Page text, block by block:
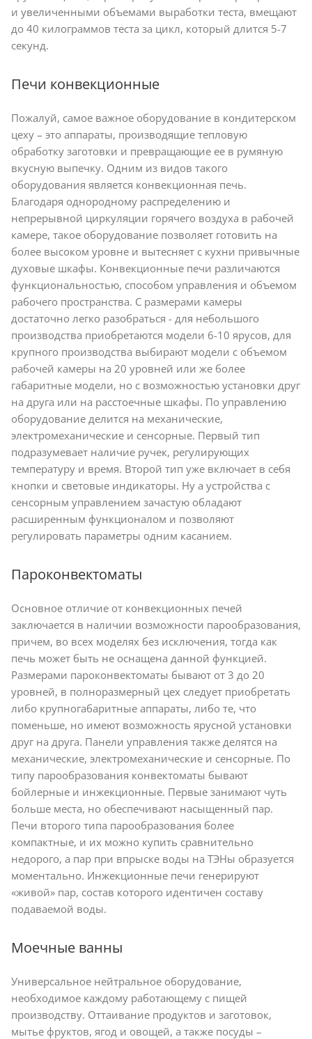
и увеличенными объемами выработки теста, вмещают
до 40 килограммов теста за цикл, который длится 5-7
секунд.
Печи конвекционные
Пожалуй, самое важное оборудование в кондитерском
цеху – это аппараты, производящие тепловую
обработку заготовки и превращающие ее в румяную
вкусную выпечку. Одним из видов такого
оборудования является конвекционная печь.
Благодаря однородному распределению и
непрерывной циркуляции горячего воздуха в рабочей
камере, такое оборудование позволяет готовить на
более высоком уровне и вытесняет с кухни привычные
духовые шкафы. Конвекционные печи различаются
функциональностью, способом управления и объемом
рабочего пространства. С размерами камеры
достаточно легко разобраться - для небольшого
производства приобретаются модели 6-10 ярусов, для
крупного производства выбирают модели с объемом
рабочей камеры на 20 уровней или же более
габаритные модели, но с возможностью установки друг
на друга или на расстоечные шкафы. По управлению
оборудование делится на механические,
электромеханические и сенсорные. Первый тип
подразумевает наличие ручек, регулирующих
температуру и время. Второй тип уже включает в себя
кнопки и световые индикаторы. Ну а устройства с
сенсорным управлением зачастую обладают
расширенным функционалом и позволяют
регулировать параметры одним касанием.
Пароконвектоматы
Основное отличие от конвекционных печей
заключается в наличии возможности парообразования,
причем, во всех моделях без исключения, тогда как
печь может быть не оснащена данной функцией.
Размерами пароконвектоматы бывают от 3 до 20
уровней, в полноразмерный цех следует приобретать
либо крупногабаритные аппараты, либо те, что
поменьше, но имеют возможность ярусной установки
друг на друга. Панели управления также делятся на
механические, электромеханические и сенсорные. По
типу парообразования конвектоматы бывают
бойлерные и инжекционные. Первые занимают чуть
больше места, но обеспечивают насыщенный пар.
Печи второго типа парообразования более
компактные, и их можно купить сравнительно
недорого, а пар при впрыске воды на ТЭНы образуется
моментально. Инжекционные печи генерируют
«живой» пар, состав которого идентичен составу
подаваемой воды.
Моечные ванны
Универсальное нейтральное оборудование,
необходимое каждому работающему с пищей
производству. Оттаивание продуктов и заготовок,
мытье фруктов, ягод и овощей, а также посуды –